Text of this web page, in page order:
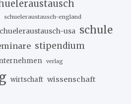
schueleraustausch-england
usa schule
stipendium
verlag
wirtschaft wissenschaft